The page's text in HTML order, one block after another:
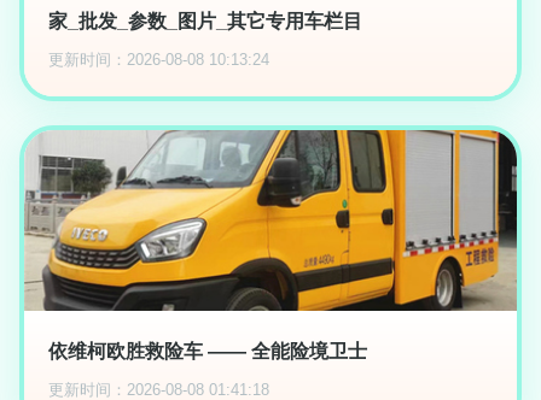
家_批发_参数_图片_其它专用车栏目
更新时间：2026-08-08 10:13:24
依维柯欧胜救险车 —— 全能险境卫士
更新时间：2026-08-08 01:41:18